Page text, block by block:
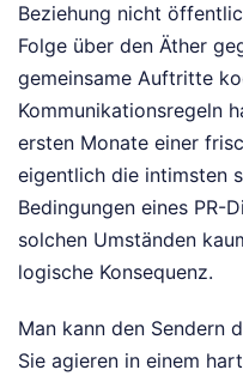
Beziehung nicht
Folge über den Äther
gemeinsame Auftritte
Kommunikationsregeln
ersten Monate einer
eigentlich die intimsten
Bedingungen eines PR-
solchen Umständen
logische Konsequenz.
Man kann den Sendern
Sie agieren in einem